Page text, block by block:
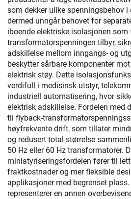
som dekker ulike spenningsbehov i
dermed unngår behovet for
iboende elektriske isolasjonen som
transformatorspenningen tilbyr,
adskillelse mellom inngangs- og
beskytter sårbare komponenter
elektrisk støy. Dette
verdifull i medisinsk utstyr,
industriell automatisering, hvor
elektrisk adskillelse. Fordelen med
til flyback-
høyfrekvente drift, som tillater
og redusert total størrelse
50 Hz eller 60 Hz transformatorer.
miniatyriseringsfordelen fører til
fraktkostnader og mer fleksible
applikasjoner med begrenset
representerer en annen